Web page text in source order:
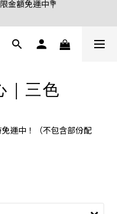
折優惠
｜三色
運中！（不包含部份配